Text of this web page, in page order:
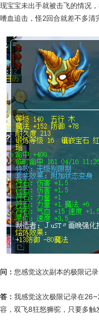
现宝宝未出手就被击飞的情况
嗜血追击，怪2回合就差不多清
问： 您感觉这次副本的极限记
答： 我感觉这次极限记录在
容，双飞8狂怒狮驼，只要多触